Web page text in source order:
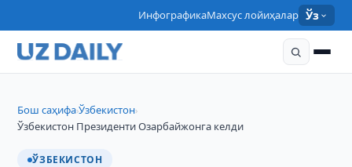
ИнфографикаМахсус лойиҳалар Ўз
Бош саҳифа›Ўзбекистон›
Ўзбекистон Президенти Озарбайжонга келди
ЎЗБЕКИСТОН